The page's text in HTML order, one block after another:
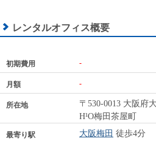
レンタルオフィス概要
初期費用 -
月額 -
所在地
〒530-0013 大阪府
H¹O梅田茶屋町
最寄り駅 大阪梅田 徒歩4分